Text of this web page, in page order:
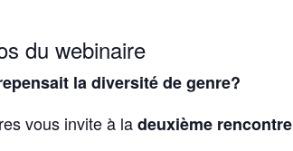
du webinaire
la diversité de genre?
vous invite à ladeuxième rencontre